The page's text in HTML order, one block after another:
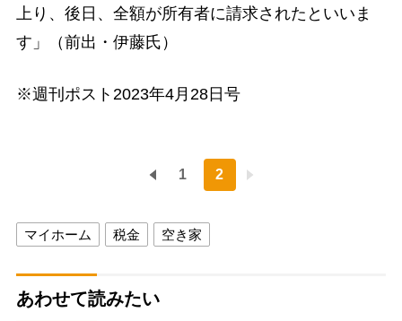
上り、後日、全額が所有者に請求されたといいま
す」（前出・伊藤氏）
※週刊ポスト2023年4月28日号
1 2
マイホーム 税金 空き家
あわせて読みたい